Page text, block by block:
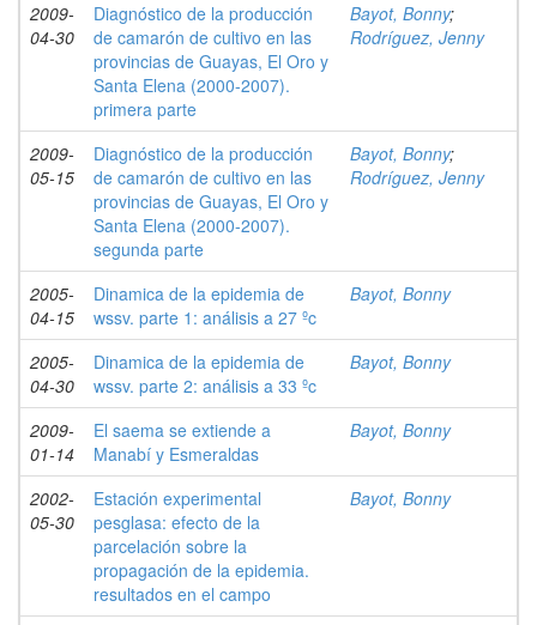
2009-
04-30
Diagnóstico de la producción
de camarón de cultivo en las
provincias de Guayas, El Oro y
Santa Elena (2000-2007).
primera parte
Bayot, Bonny;
Rodríguez, Jenny
2009-
05-15
Diagnóstico de la producción
de camarón de cultivo en las
provincias de Guayas, El Oro y
Santa Elena (2000-2007).
segunda parte
Bayot, Bonny;
Rodríguez, Jenny
2005-
04-15
Dinamica de la epidemia de
wssv. parte 1: análisis a 27 ºc
Bayot, Bonny
2005-
04-30
Dinamica de la epidemia de
wssv. parte 2: análisis a 33 ºc
Bayot, Bonny
2009-
01-14
El saema se extiende a
Manabí y Esmeraldas
Bayot, Bonny
2002-
05-30
Estación experimental
pesglasa: efecto de la
parcelación sobre la
propagación de la epidemia.
resultados en el campo
Bayot, Bonny